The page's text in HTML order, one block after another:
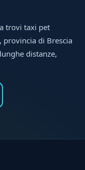
trovi taxi pet
provincia di Brescia
distanze,